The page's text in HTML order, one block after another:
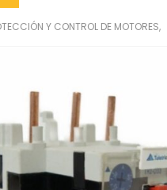
Y CONTROL DE MOTORES,